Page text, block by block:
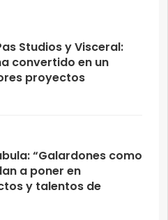
Studios y Visceral:
convertido en un
proyectos
“Galardones como
a poner en
y talentos de